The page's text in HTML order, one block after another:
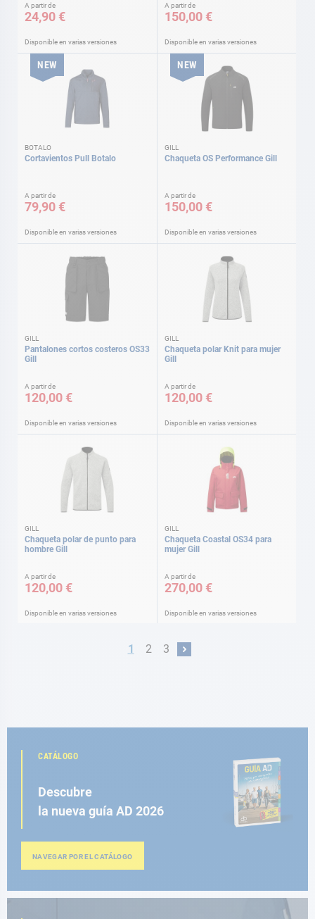
A partir de
24,90 €
Disponible en varias versiones
A partir de
150,00 €
Disponible en varias versiones
NEW
BOTALO
Cortavientos Pull Botalo
A partir de
79,90 €
Disponible en varias versiones
NEW
GILL
Chaqueta OS Performance Gill
A partir de
150,00 €
Disponible en varias versiones
GILL
Pantalones cortos costeros OS33
Gill
A partir de
120,00 €
Disponible en varias versiones
GILL
Chaqueta polar Knit para mujer
Gill
A partir de
120,00 €
Disponible en varias versiones
GILL
Chaqueta polar de punto para
hombre Gill
A partir de
120,00 €
Disponible en varias versiones
GILL
Chaqueta Coastal OS34 para
mujer Gill
A partir de
270,00 €
Disponible en varias versiones
Página
Actualmente estás leyendo página
1 Página
2 Página
3 Página
Siguiente
CATÁLOGO
Descubre
la nueva guía AD 2026
NAVEGAR POR EL CATÁLOGO